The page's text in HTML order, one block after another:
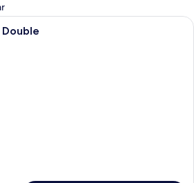
Kamar, 1 Tempat Tidur Double |
Double